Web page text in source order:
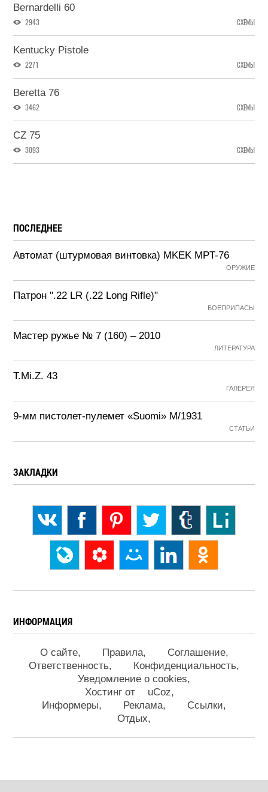
Bernardelli 60
2943 СХЕМЫ
Kentucky Pistole
2271 СХЕМЫ
Beretta 76
3462 СХЕМЫ
CZ 75
3093 СХЕМЫ
ПОСЛЕДНЕЕ
Автомат (штурмовая винтовка) MKEK MPT-76
ОРУЖИЕ
Патрон ".22 LR (.22 Long Rifle)"
БОЕПРИПАСЫ
Мастер ружье № 7 (160) – 2010
ЛИТЕРАТУРА
T.Mi.Z. 43
ГАЛЕРЕЯ
9-мм пистолет-пулемет «Suomi» М/1931
СТАТЬИ
ЗАКЛАДКИ
ИНФОРМАЦИЯ
О сайте Правила
Соглашение
Ответственность
Конфиденциальность
Уведомление о cookies
Хостинг от
uCoz
Информеры
Реклама
Ссылки
Отдых